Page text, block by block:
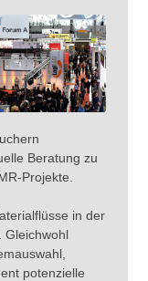
Beratung zu
Projekte.
in der
Gleichwohl
potenzielle